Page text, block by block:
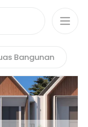
Bangunan